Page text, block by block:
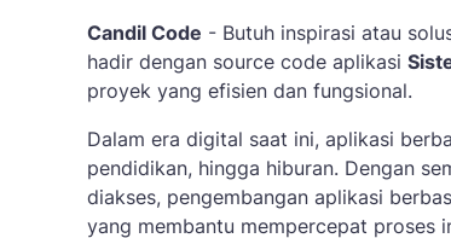
Candil Code - Butuh inspirasi atau
hadir dengan source code aplikasi
proyek yang efisien dan fungsional.
Dalam era digital saat ini, aplikasi
pendidikan, hingga hiburan. Dengan
diakses, pengembangan aplikasi
yang membantu mempercepat proses